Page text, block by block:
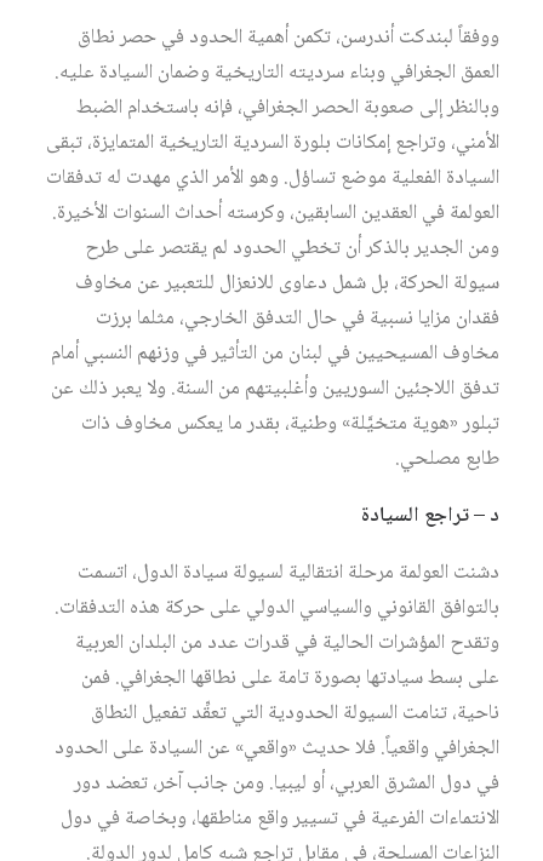
ووفقاً لبندكت أندرسن، تكمن أهمية الحدود في حصر نطاق
العمق الجغرافي وبناء سرديته التاريخية وضمان السيادة عليه.
وبالنظر إلى صعوبة الحصر الجغرافي، فإنه باستخدام الضبط
الأمني، وتراجع إمكانات بلورة السردية التاريخية المتمايزة، تبقى
السيادة الفعلية موضع تساؤل. وهو الأمر الذي مهدت له تدفقات
العولمة في العقدين السابقين، وكرسته أحداث السنوات الأخيرة.
ومن الجدير بالذكر أن تخطي الحدود لم يقتصر على طرح
سيولة الحركة، بل شمل دعاوى للانعزال للتعبير عن مخاوف
فقدان مزايا نسبية في حال التدفق الخارجي، مثلما برزت
مخاوف المسيحيين في لبنان من التأثير في وزنهم النسبي أمام
تدفق اللاجئين السوريين وأغلبيتهم من السنة. ولا يعبر ذلك عن
تبلور «هوية متخيَّلة» وطنية، بقدر ما يعكس مخاوف ذات
طابع مصلحي.
د – تراجع السيادة
دشنت العولمة مرحلة انتقالية لسيولة سيادة الدول، اتسمت
بالتوافق القانوني والسياسي الدولي على حركة هذه التدفقات.
وتقدح المؤشرات الحالية في قدرات عدد من البلدان العربية
على بسط سيادتها بصورة تامة على نطاقها الجغرافي. فمن
ناحية، تنامت السيولة الحدودية التي تعقِّد تفعيل النطاق
الجغرافي واقعياً. فلا حديث «واقعي» عن السيادة على الحدود
في دول المشرق العربي، أو ليبيا. ومن جانب آخر، تعضد دور
الانتماءات الفرعية في تسيير واقع مناطقها، وبخاصة في دول